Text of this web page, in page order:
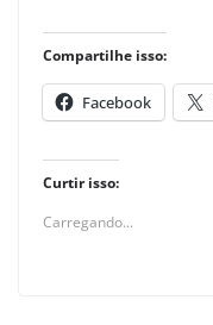
Compartilhe isso:
Facebook
Curtir isso:
Carregando...